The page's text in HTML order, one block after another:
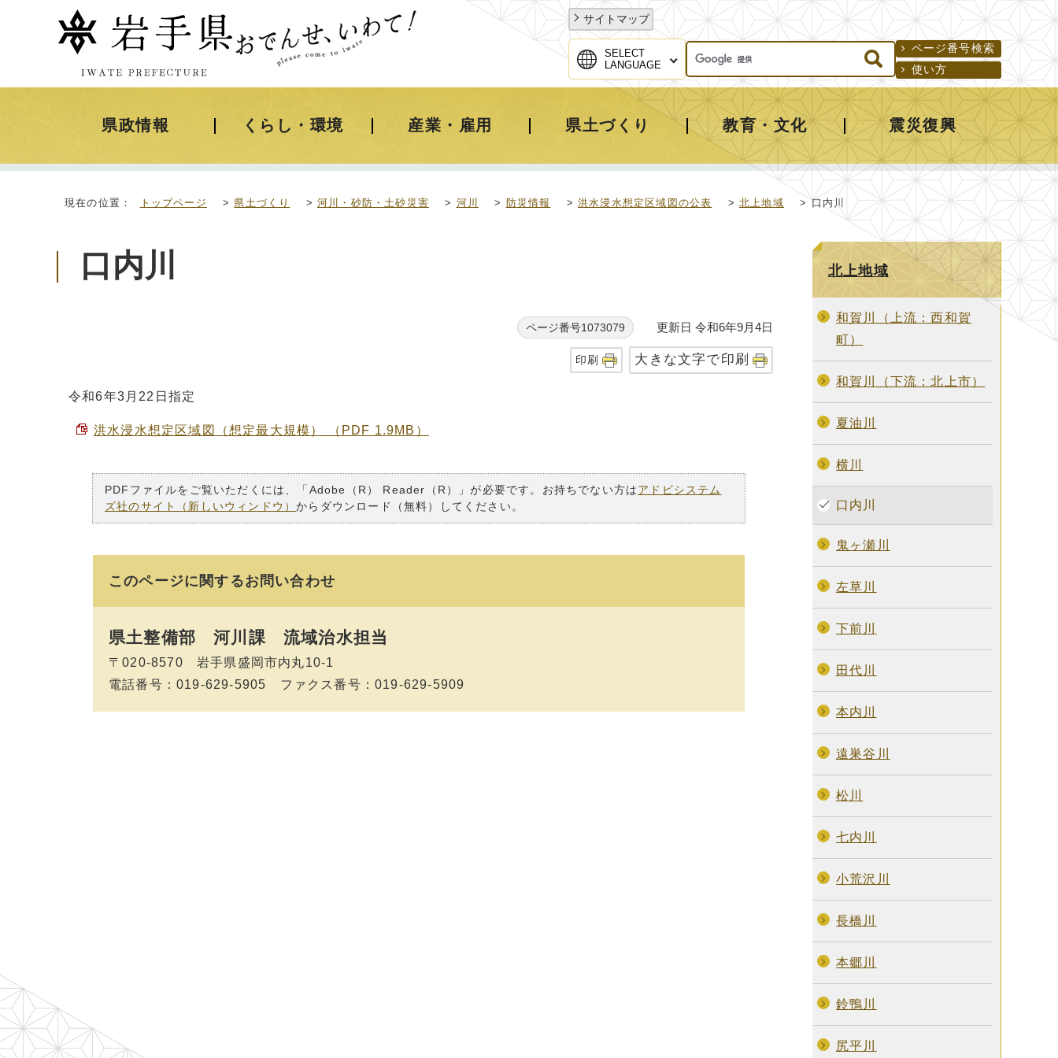
サイトマップ
SELECT
LANGUAGE
ページ番号検索
使い方
県政情報 くらし・環境 産業・雇用 県土づくり 教育・文化 震災復興
現在の位置： トップページ > 県土づくり >河川・砂防・土砂災害 > 河川 > 防災情報 >洪水浸水想定区域図の公表 >北上地域 > 口内川
口内川
ページ番号1073079 更新日 令和6年9月4日
印刷 大きな文字で印刷
令和6年3月22日指定
洪水浸水想定区域図（想定最大規模） （PDF 1.9MB）
PDFファイルをご覧いただくには、「Adobe（R） Reader（R）」が必要です。お持ちでない方はアドビシステム
ズ社のサイト（新しいウィンドウ）からダウンロード（無料）してください。
このページに関するお問い合わせ
県土整備部 河川課流域治水担当
〒020-8570 岩手県盛岡市内丸10-1
電話番号：019-629-5905 ファクス番号：019-629-5909
北上地域
和賀川（上流：西和賀
町）
和賀川（下流：北上市）
夏油川
横川
口内川
鬼ヶ瀬川
左草川
下前川
田代川
本内川
遠巣谷川
松川
七内川
小荒沢川
長橋川
本郷川
鈴鴨川
尻平川